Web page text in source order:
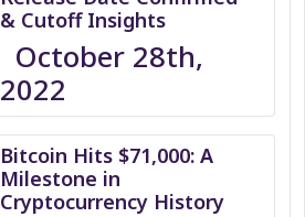
& Cutoff Insights
October 28th,
2022
Bitcoin Hits $71,000: A
Milestone in
Cryptocurrency History